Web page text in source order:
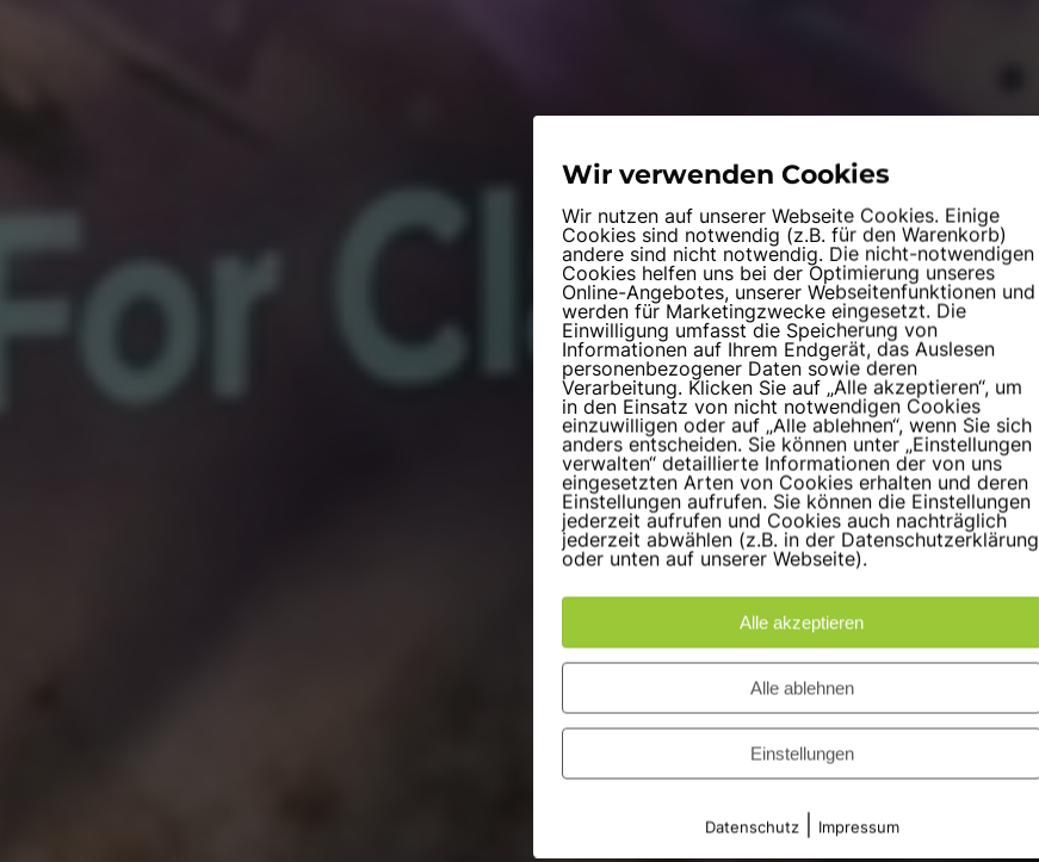
Wir verwenden Cookies
Wir nutzen auf unserer Webseite Cookies. Einige
Cookies sind notwendig (z.B. für den Warenkorb)
andere sind nicht notwendig. Die nicht-notwendigen
Cookies helfen uns bei der Optimierung unseres
Online-Angebotes, unserer Webseitenfunktionen und
werden für Marketingzwecke eingesetzt. Die
Einwilligung umfasst die Speicherung von
Informationen auf Ihrem Endgerät, das Auslesen
personenbezogener Daten sowie deren
Verarbeitung. Klicken Sie auf „Alle akzeptieren“, um
in den Einsatz von nicht notwendigen Cookies
einzuwilligen oder auf „Alle ablehnen“, wenn Sie sich
anders entscheiden. Sie können unter „Einstellungen
verwalten“ detaillierte Informationen der von uns
eingesetzten Arten von Cookies erhalten und deren
Einstellungen aufrufen. Sie können die Einstellungen
jederzeit aufrufen und Cookies auch nachträglich
jederzeit abwählen (z.B. in der Datenschutzerklärung
oder unten auf unserer Webseite).
Alle akzeptieren
Alle ablehnen
Einstellungen
Datenschutz| Impressum